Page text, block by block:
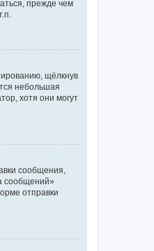
прежде чем
щёлкнув
небольшая
хотя они могут
сообщения,
сообщений»
отправки